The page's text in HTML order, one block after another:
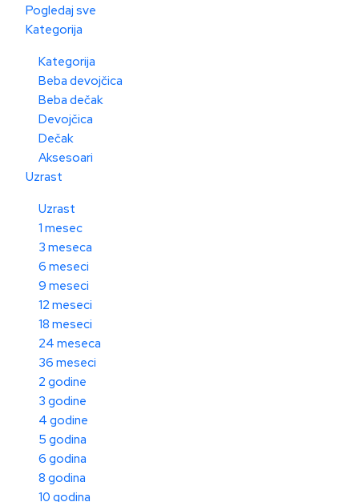
Pogledaj sve
Kategorija
Kategorija
Beba devojčica
Beba dečak
Devojčica
Dečak
Aksesoari
Uzrast
Uzrast
1 mesec
3 meseca
6 meseci
9 meseci
12 meseci
18 meseci
24 meseca
36 meseci
2 godine
3 godine
4 godine
5 godina
6 godina
8 godina
10 godina